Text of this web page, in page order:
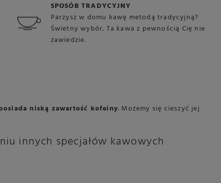
SPOSÓB TRADYCYJNY
Parzysz w domu kawę metodą tradycyjną?
Świetny wybór. Ta kawa z pewnością Cię nie
zawiedzie.
niską zawartość kofeiny. Możemy się cieszyć jej
innych specjałów kawowych